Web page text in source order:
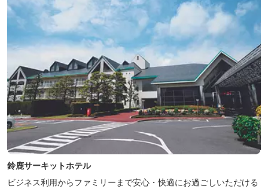
鈴鹿サーキットホテル
ビジネス利用からファミリーまで安心・快適にお過ごしいただける